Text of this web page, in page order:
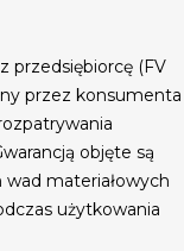
przedsiębiorcę (FV
przez konsumenta
objęte są
materiałowych
użytkowania